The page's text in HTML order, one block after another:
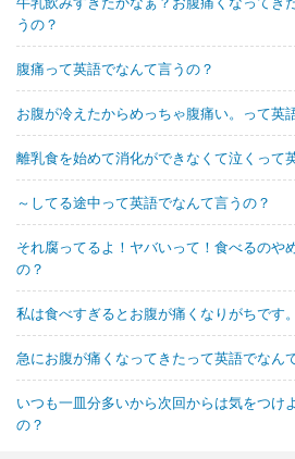
うの？
腹痛って英語でなんて言うの？
お腹が冷えたからめっちゃ腹痛い。って英
離乳食を始めて消化ができなくて泣くって
～してる途中って英語でなんて言うの？
それ腐ってるよ！ヤバいって！食べるのや
の？
私は食べすぎるとお腹が痛くなりがちです
急にお腹が痛くなってきたって英語でなん
いつも一皿分多いから次回からは気をつけ
の？